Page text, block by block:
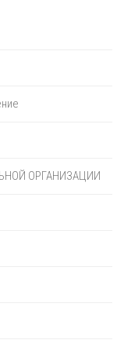
ОРГАНИЗАЦИИ